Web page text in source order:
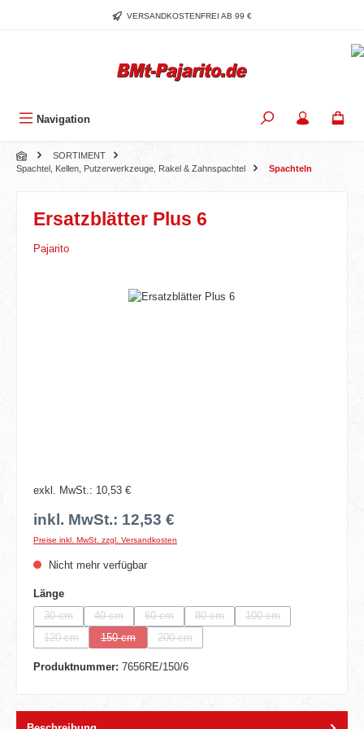
Zum Hauptinhalt springenVERSANDKOSTENFREI AB 99 €
Navigation
SORTIMENT
Spachtel, Kellen, Putzerwerkzeuge, Rakel & Zahnspachtel
Spachteln
Ersatzblätter Plus 6
Pajarito
Bildergalerie überspringen
exkl. MwSt.: 10,53 €
inkl. MwSt.: 12,53 €
Preise inkl. MwSt. zzgl. Versandkosten
Nicht mehr verfügbar
Längeauswählen
30 cm
(Diese Option ist zurzeit nicht verfügbar.)
40 cm
(Diese Option ist zurzeit nicht verfügbar.)
60 cm
(Diese Option ist zurzeit nicht verfügbar.)
80 cm
(Diese Option ist zurzeit nicht
100 cm
(Diese Option ist zurzeit
120 cm
(Diese Option ist zurzeit nicht verfügbar.)
150 cm
(Diese Option ist zurzeit nicht verfügbar.)
200 cm
(Diese Option ist zurzeit nicht verfügbar.)
Produktnummer: 7656RE/150/6